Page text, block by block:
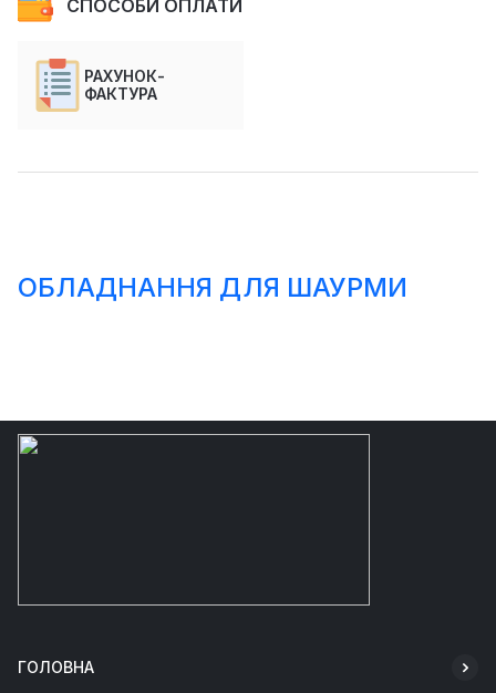
СПОСОБИ ОПЛАТИ
РАХУНОК-
ФАКТУРА
ОБЛАДНАННЯ ДЛЯ ШАУРМИ
ГОЛОВНА